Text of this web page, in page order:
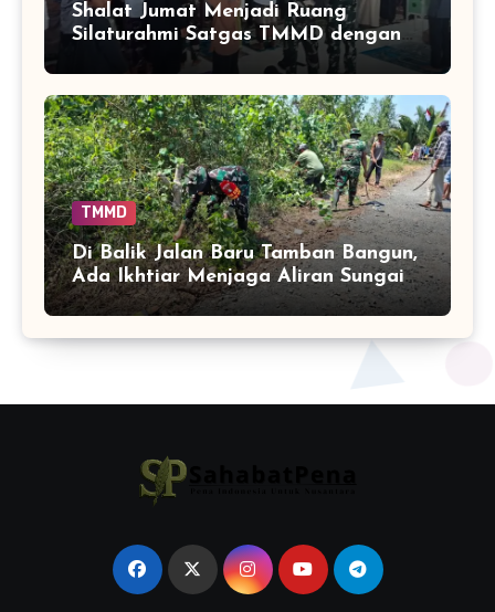
Shalat Jumat Menjadi Ruang
Silaturahmi Satgas TMMD dengan
Warga Tamban Bangun
TMMD
Di Balik Jalan Baru Tamban Bangun,
Ada Ikhtiar Menjaga Aliran Sungai
Tetap Hidup